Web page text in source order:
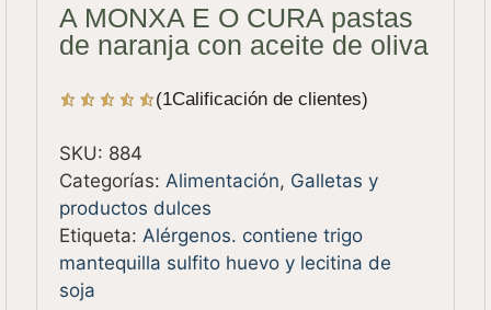
A MONXA E O CURA pastas
de naranja con aceite de oliva
(1Calificación de clientes)
SKU: 884
Categorías: Alimentación, Galletas y
productos dulces
Etiqueta: Alérgenos. contiene trigo
mantequilla sulfito huevo y lecitina de
soja